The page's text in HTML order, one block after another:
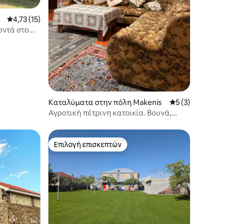
Μέση βαθμολογία: 4,73 στα 5, 15 κριτικές
4,73 (15)
στο
Καταλύματα στην πόλη Makenis Μέση
5 (3)
Αγροτική πέτρινη κατοικία. Βουνά,
Επιλογή επισκεπτών
Επιλογή επισκεπτών